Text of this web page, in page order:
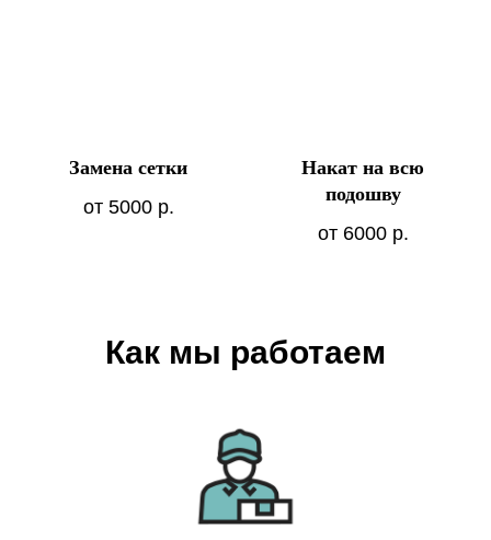
Замена сетки
от 5000 р.
Накат на всю
подошву
от 6000 р.
Как мы работаем